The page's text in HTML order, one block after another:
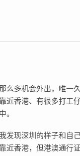
么多机会外出，唯一
近香港、有很多打工
。
发现深圳的样子和自
近香港，但港澳通行